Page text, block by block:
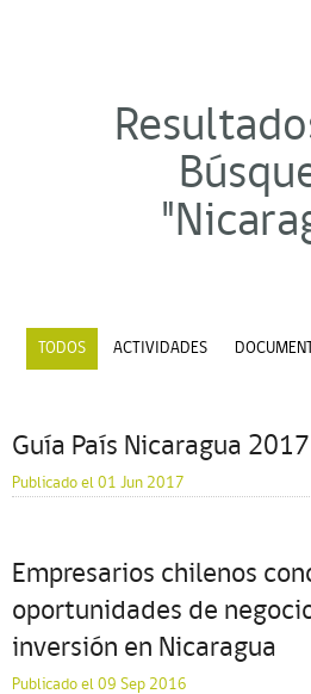
TODOS ACTIVIDADES
Guía País Nicaragua 2017
Publicado el 01 Jun 2017
Empresarios chilenos
oportunidades de
inversión en Nicaragua
Publicado el 09 Sep 2016